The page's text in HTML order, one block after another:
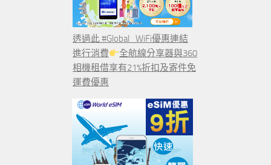
透過此 #Global_WiFi優惠連結
進行消費
全航線分享器與360
相機租借享有21%折扣及寄件免
運費優惠